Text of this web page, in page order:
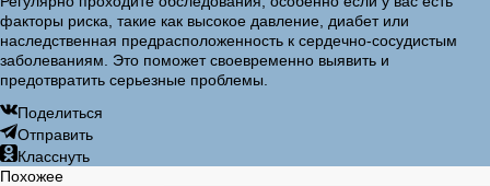
факторы риска, такие как высокое давление, диабет или
наследственная предрасположенность к сердечно-сосудистым
заболеваниям. Это поможет своевременно выявить и
предотвратить серьезные проблемы.
Поделиться
Отправить
Класснуть
Похожее